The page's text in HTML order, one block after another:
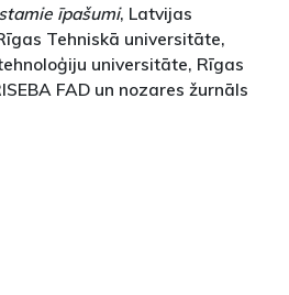
īpašumi, Latvijas
Tehniskā universitāte,
universitāte, Rīgas
FAD un nozares žurnāls